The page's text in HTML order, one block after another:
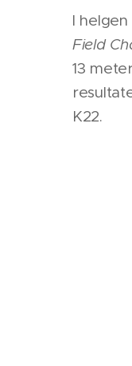
I
Field
13
K22.